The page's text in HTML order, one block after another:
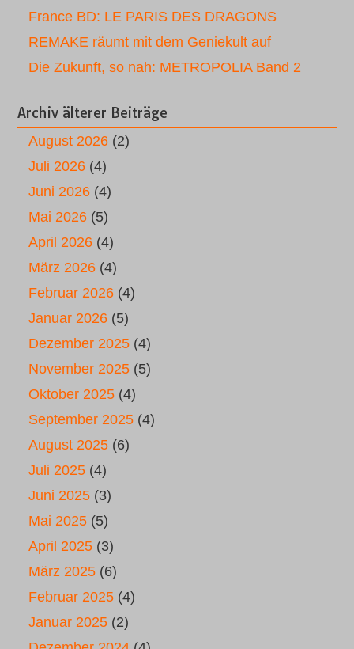
France BD: LE PARIS DES DRAGONS
REMAKE räumt mit dem Geniekult auf
Die Zukunft, so nah: METROPOLIA Band 2
Archiv älterer Beiträge
August 2026 (2)
Juli 2026 (4)
Juni 2026 (4)
Mai 2026 (5)
April 2026 (4)
März 2026 (4)
Februar 2026 (4)
Januar 2026 (5)
Dezember 2025 (4)
November 2025 (5)
Oktober 2025 (4)
September 2025 (4)
August 2025 (6)
Juli 2025 (4)
Juni 2025 (3)
Mai 2025 (5)
April 2025 (3)
März 2025 (6)
Februar 2025 (4)
Januar 2025 (2)